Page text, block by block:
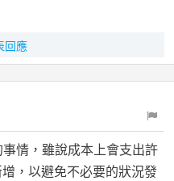
回應
情，雖說成本上會支出許
，以避免不必要的狀況發